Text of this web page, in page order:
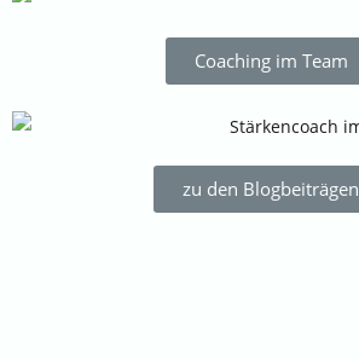
Coaching im Team
zu den Blogbeiträgen